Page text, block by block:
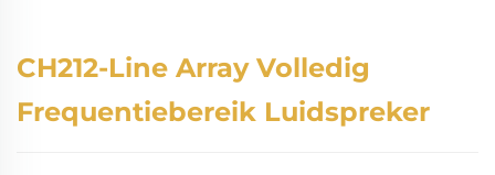
CH212-Line Array Volledig
Frequentiebereik Luidspreker